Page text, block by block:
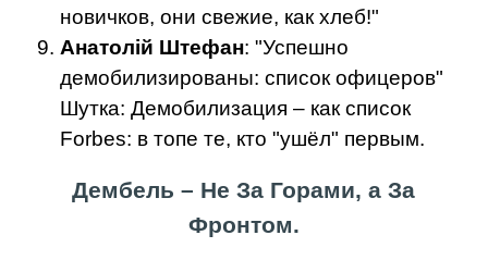
новичков, они свежие, как хлеб!"
Анатолій Штефан: "Успешно
демобилизированы: список офицеров"
Шутка: Демобилизация – как список
Forbes: в топе те, кто "ушёл" первым.
Дембель – Не За Горами, а За
Фронтом.